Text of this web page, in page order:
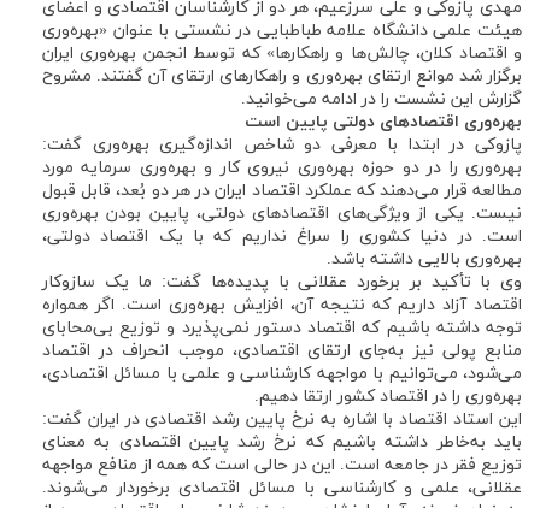
مهدی پازوکی و علی سرزعیم، هر دو از کارشناسان اقتصادی و اعضای
هیئت علمی دانشگاه علامه طباطبایی در نشستی با عنوان «بهره‌وری
و اقتصاد کلان، چالش‌ها و راهکارها» که توسط انجمن بهره‌وری ایران
برگزار شد موانع ارتقای بهره‌وری و راهکارهای ارتقای آن گفتند. مشروح
گزارش این نشست را در ادامه می‌خوانید.
بهره‌وری اقتصادهای دولتی پایین است
پازوکی در ابتدا با معرفی دو شاخص اندازه‌گیری بهره‌وری گفت:
بهره‌وری را در دو حوزه بهره‌وری نیروی کار و بهره‌وری سرمایه مورد
مطالعه قرار می‌دهند که عملکرد اقتصاد ایران در هر دو بُعد، قابل قبول
نیست. یکی از ویژگی‌های اقتصادهای دولتی، پایین بودن بهره‌وری
است. در دنیا کشوری را سراغ نداریم که با یک اقتصاد دولتی،
بهره‌وری بالایی داشته باشد.
وی با تأکید بر برخورد عقلانی با پدیده‌ها گفت: ما یک سازوکار
اقتصاد آزاد داریم که نتیجه آن، افزایش بهره‌وری است. اگر همواره
توجه داشته باشیم که اقتصاد دستور نمی‌پذیرد و توزیع بی‌محابای
منابع پولی نیز به‌جای ارتقای اقتصادی، موجب انحراف در اقتصاد
می‌شود، می‌توانیم با مواجهه کارشناسی و علمی با مسائل اقتصادی،
بهره‌وری را در اقتصاد کشور ارتقا دهیم.
این استاد اقتصاد با اشاره به نرخ پایین رشد اقتصادی در ایران گفت:
باید به‌خاطر داشته باشیم که نرخ رشد پایین اقتصادی به معنای
توزیع فقر در جامعه است. این در حالی است که همه از منافع مواجهه
عقلانی، علمی و کارشناسی با مسائل اقتصادی برخوردار می‌شوند.